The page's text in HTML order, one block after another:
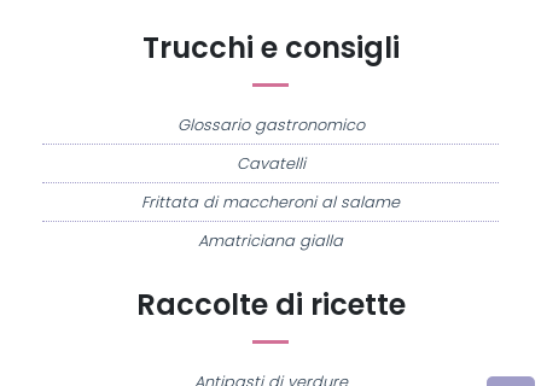
Raccolte di ricette
Antipasti di verdure
Trucchi e consigli
Glossario gastronomico
Cavatelli
Frittata di maccheroni al salame
Amatriciana gialla